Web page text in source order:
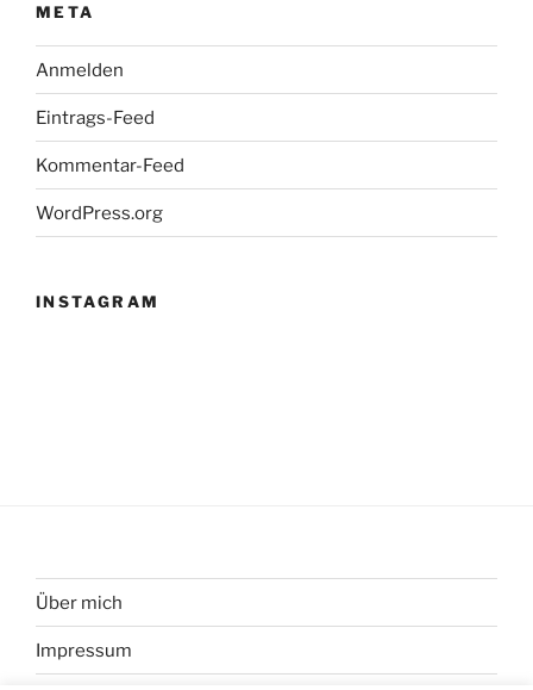
META
Anmelden
Eintrags-Feed
Kommentar-Feed
WordPress.org
INSTAGRAM
Über mich
Impressum